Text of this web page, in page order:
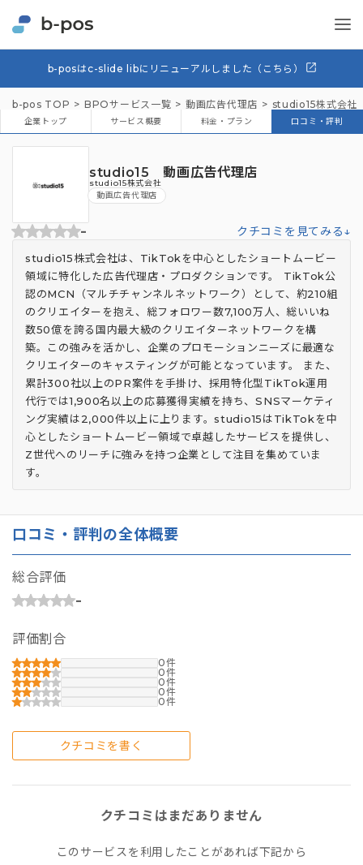
b-posはc-slide libにリニューアルしました（こちら）
b-pos TOP BPOサービス一覧 動画広告代理店 studio15株式会社
企業トップ サービス概要 料金・プラン 口コミ・評判
studio15 動画広告代理店
studio15株式会社
動画広告代理店
- クチコミを見てみる↓
studio15株式会社は、TikTokを中心としたショートムービー
領域に特化した広告代理店・プロダクションです。 TikTok公
認のMCN（マルチチャンネルネットワーク）として、約210組
のクリエイターを抱え、総フォロワー数7,100万人、総いいね
数50億を誇る国内最大級のクリエイターネットワークを構
築。この強みを活かし、企業のプロモーションニーズに最適な
クリエイターのキャスティングが可能となっています。 また、
累計300社以上のPR案件を手掛け、採用特化型TikTok運用
代行では1,900名以上の応募獲得実績を持ち、SNSマーケティ
ング実績は2,000件以上に上ります。studio15はTikTokを中
心としたショートムービー領域で卓越したサービスを提供し、
Z世代へのリーチに強みを持つ企業として注目を集めていま
す。
口コミ・評判の全体概要
総合評価
-
評価割合
0
0
0
0
0
クチコミを書く
クチコミはまだありません
このサービスを利用したことがあれば下記から